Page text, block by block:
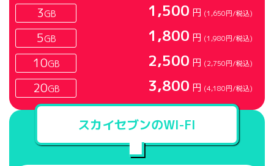
3GB 1,500 円 (1,650円/税込)
5GB 1,800 円 (1,980円/税込)
10GB 2,500 円 (2,750円/税込)
20GB 3,800 円 (4,180円/税込)
スカイセブンのWI-FI